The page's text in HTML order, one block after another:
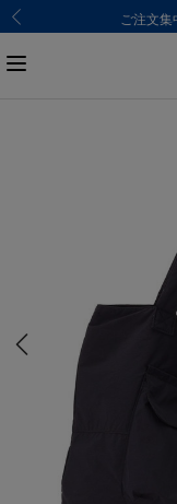
ご注文集